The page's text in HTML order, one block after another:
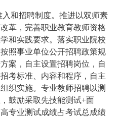
入和招聘制度。推进以双师素
革，完善职业教育教师资格
和实践要求。落实职业院校
照事业单位公开招聘政策规
案，自主设置招聘岗位，自
考标准、内容和程序，自主
织实施。专业教师招聘以测
鼓励采取先技能测试+面
专业测试成绩占考试总成绩